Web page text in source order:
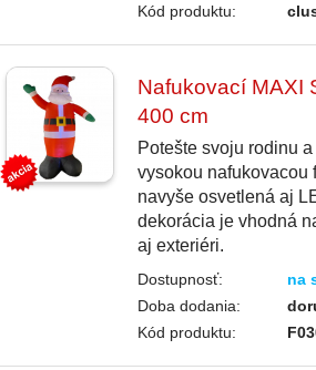
Kód produktu:
Nafukovací MAXI
400 cm
Potešte svoju rodinu
vysokou nafukovacou
navyše osvetlená aj
dekorácia je vhodná
aj exteriéri.
Dostupnosť:
na
Doba dodania:
Kód produktu: